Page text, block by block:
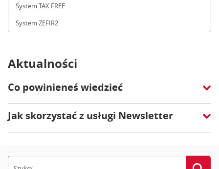
System TAX FREE
System ZEFIR2
Aktualności
Co powinieneś wiedzieć
Jak skorzystać z usługi Newsletter